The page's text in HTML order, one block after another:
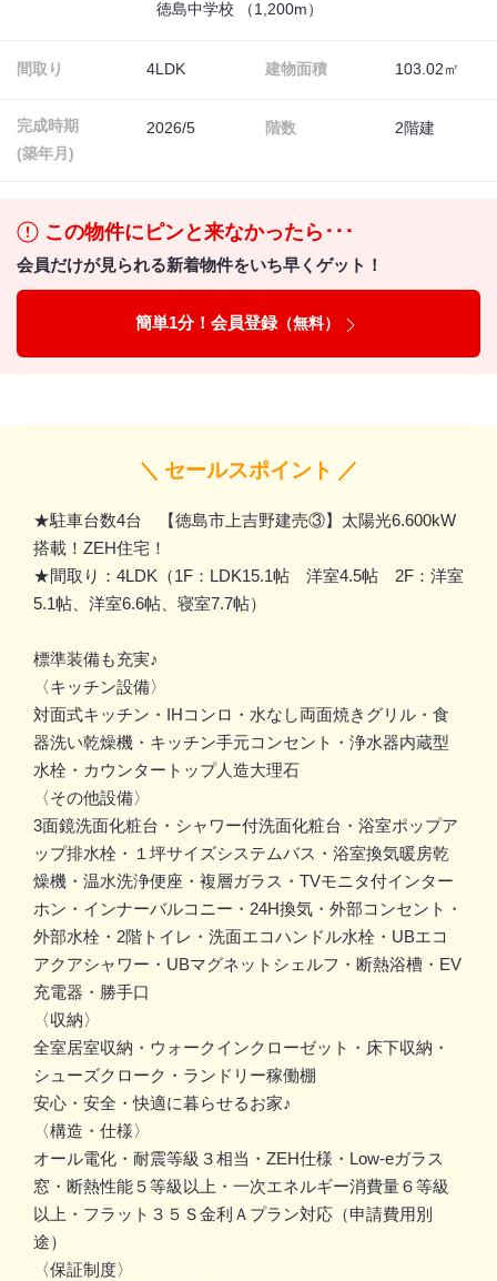
徳島中学校 （1,200m）
間取り 4LDK 建物面積 103.02㎡
完成時期
(築年月)
2026/5 階数 2階建
この物件にピンと来なかったら･･･
会員だけが見られる新着物件をいち早くゲット！
簡単1分！会員登録（無料）
＼ セールスポイント ／
★駐車台数4台 【徳島市上吉野建売③】太陽光6.600kW
搭載！ZEH住宅！
★間取り：4LDK（1F：LDK15.1帖 洋室4.5帖 2F：洋室
5.1帖、洋室6.6帖、寝室7.7帖）
標準装備も充実♪
〈キッチン設備〉
対面式キッチン・IHコンロ・水なし両面焼きグリル・食
器洗い乾燥機・キッチン手元コンセント・浄水器内蔵型
水栓・カウンタートップ人造大理石
〈その他設備〉
3面鏡洗面化粧台・シャワー付洗面化粧台・浴室ポップア
ップ排水栓・１坪サイズシステムバス・浴室換気暖房乾
燥機・温水洗浄便座・複層ガラス・TVモニタ付インター
ホン・インナーバルコニー・24H換気・外部コンセント・
外部水栓・2階トイレ・洗面エコハンドル水栓・UBエコ
アクアシャワー・UBマグネットシェルフ・断熱浴槽・EV
充電器・勝手口
〈収納〉
全室居室収納・ウォークインクローゼット・床下収納・
シューズクローク・ランドリー稼働棚
安心・安全・快適に暮らせるお家♪
〈構造・仕様〉
オール電化・耐震等級３相当・ZEH仕様・Low-eガラス
窓・断熱性能５等級以上・一次エネルギー消費量６等級
以上・フラット３５Ｓ金利Ａプラン対応（申請費用別
途）
〈保証制度〉